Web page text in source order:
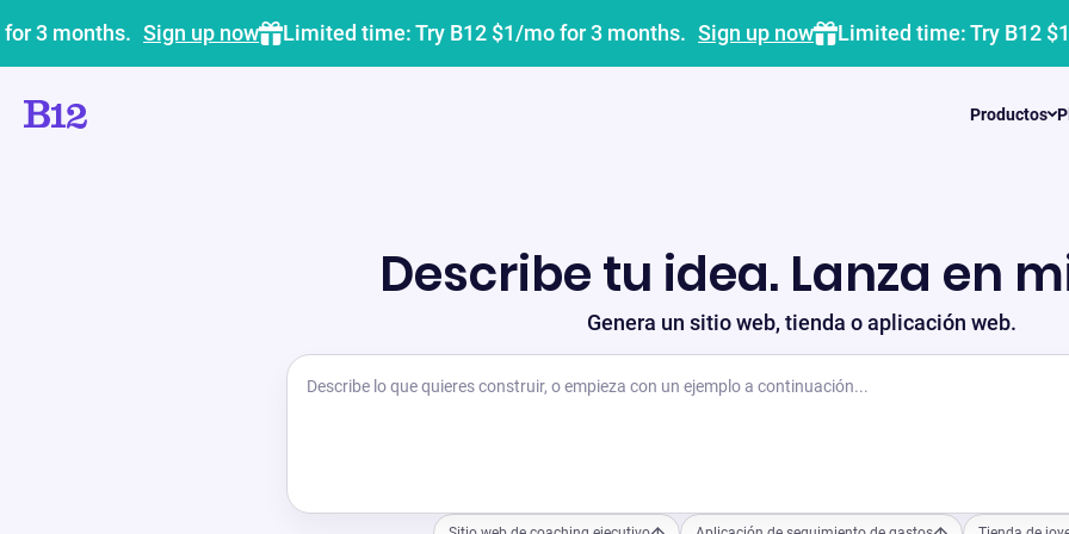
3 months. Sign up now Limited time: Try B12 $1/mo for 3 months. Sign up now Limited time: Try B12
Productos
Describe tu idea. Lanza en
Genera un sitio web, tienda o aplicación web.